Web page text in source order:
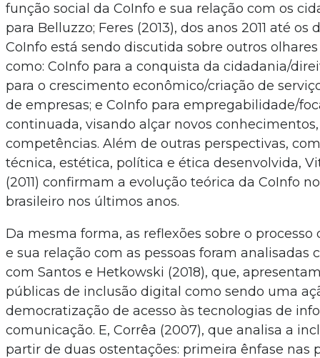
função social da CoInfo e sua relação com os
para Belluzzo; Feres (2013), dos anos 2011 até os
CoInfo está sendo discutida sobre outros
como: CoInfo para a conquista da cidadania/
para o crescimento econômico/criação de
de empresas; e CoInfo para empregabilidade/
continuada, visando alçar novos
competências. Além de outras perspectivas,
técnica, estética, política e ética desenvolvida,
(2011) confirmam a evolução teórica da CoInfo
brasileiro nos últimos anos.
Da mesma forma, as reflexões sobre o
e sua relação com as pessoas foram analisadas
com Santos e Hetkowski (2018), que,
públicas de inclusão digital como sendo uma
democratização de acesso às tecnologias de
comunicação. E, Corrêa (2007), que analisa a
partir de duas ostentações: primeira ênfase nas